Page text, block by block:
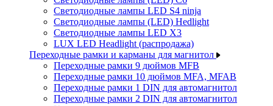
Светодиодные лампы LED S4 ninja
Светодиодные лампы (LED) Hedlight
Светодиодные лампы LED X3
LUX LED Headlight (распродажа)
Переходные рамки и карманы для магнитол
Переходные рамки 9 дюймов MFB
Переходные рамки 10 дюймов MFA, MFAB
Переходные рамки 1 DIN для автомагнитол
Переходные рамки 2 DIN для автомагнитол